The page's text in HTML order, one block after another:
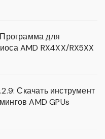
для
AMD RX4XX/RX5XX
Скачать инструмент
AMD GPUs